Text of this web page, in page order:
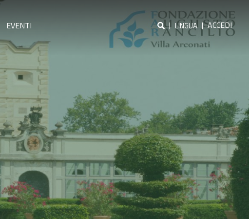
EVENTI | LINGUA | ACCEDI